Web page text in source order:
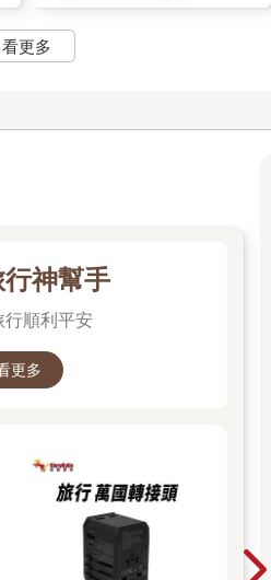
但聽得整夜海風颼颼叫，吹得窗
病才會想在零下十一度的溫度裡
站牌前便幾乎有凍成冰棒的感
說，提起腳就走。半小時後被海
店都沒開門，想喝碗紅豆湯都不
，怎麼辦，沒有紅豆湯喝？這時
時，好什麼好！」
再說，太好了。
，無論到哪個有賣「?弁」的車
看更多
行神幫手
行順利平安
更多